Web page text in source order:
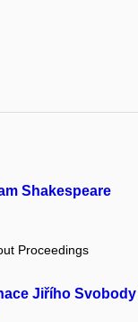
Shakespeare
Proceedings
Jiřího